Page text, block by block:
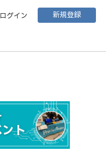
ログイン 新規登録